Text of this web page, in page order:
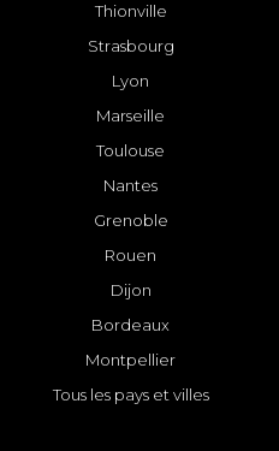
Thionville
Strasbourg
Lyon
Marseille
Toulouse
Nantes
Grenoble
Rouen
Dijon
Bordeaux
Montpellier
Tous les pays et villes